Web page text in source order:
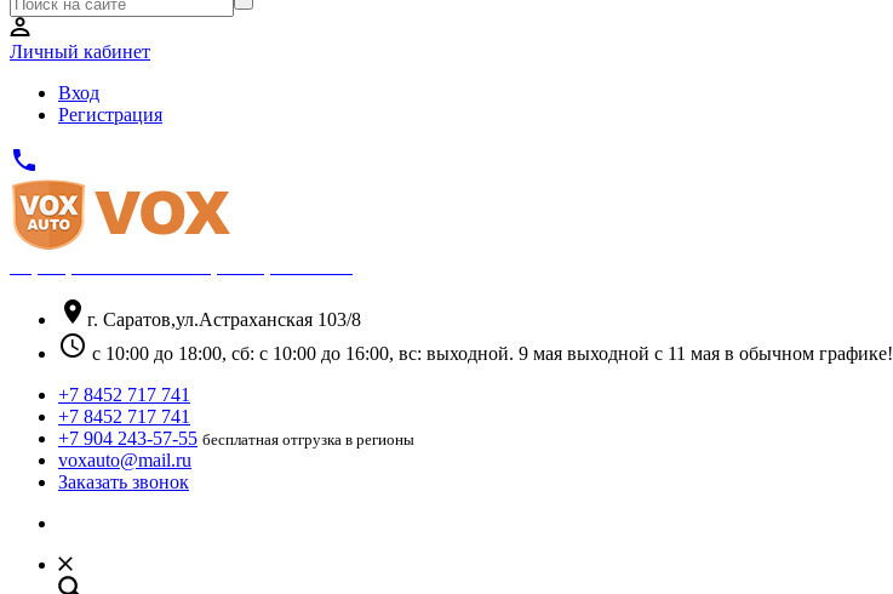
Личный кабинет
Вход
Регистрация
phone
location_on г. Саратов,ул.Астраханская 103/8
schedule с 10:00 до 18:00, сб: с 10:00 до 16:00, вс: выходной. 9 мая выходной с 11 мая в обычном графике!
+7 8452 717 741
+7 8452 717 741
+7 904 243-57-55 бесплатная отгрузка в регионы
voxauto@mail.ru
Заказать звонок